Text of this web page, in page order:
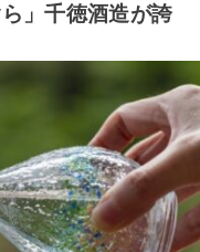
」千徳酒造が誇